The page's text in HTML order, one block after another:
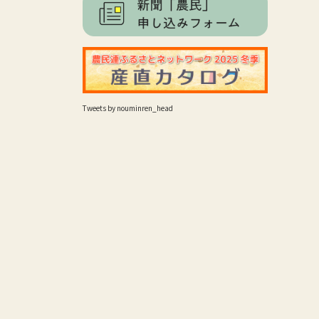
Tweets by nouminren_head